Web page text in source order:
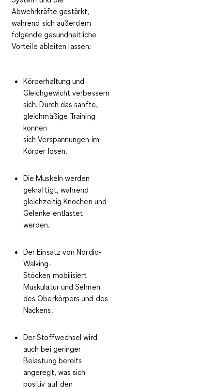
Abwehrkräfte gestärkt,
während sich außerdem
folgende gesundheitliche
Vorteile ableiten lassen:
Körperhaltung und
Gleichgewichtverbessern
sich. Durch das sanfte,
gleichmäßige Training
können
sichVerspannungen im
Körper lösen.
DieMuskeln werden
gekräftigt, während
gleichzeitig Knochen und
Gelenke entlastet
werden.
Der Einsatz von Nordic-
Walking-
Stöcken mobilisiert
Muskulatur und Sehnen
des Oberkörpersund des
Nackens.
DerStoffwechsel wird
auch bei geringer
Belastung bereits
angeregt, was sich
positiv auf den